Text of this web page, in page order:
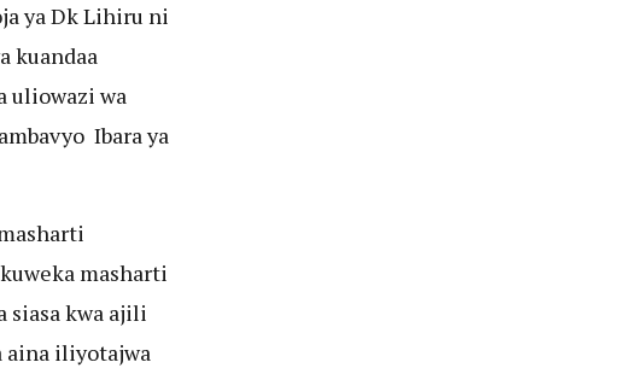
ya Dk Lihiru ni
kuandaa
uliowazi wa
Ibara ya
masharti
siasa kwa ajili
aina iliyotajwa